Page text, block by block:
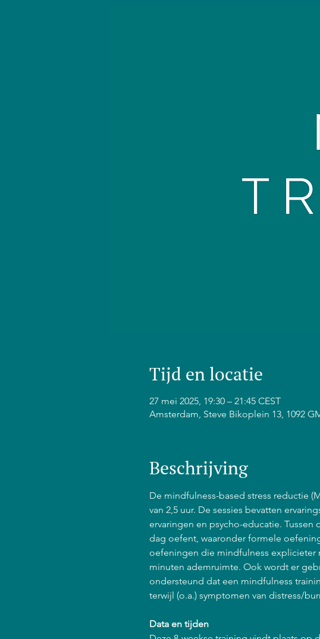
Tijd en locatie
27 mei 2025, 19:30 – 21:45 CEST
Amsterdam, Steve Bikoplein 13, 1092
Beschrijving
De mindfulness-based stress reductie
van 2,5 uur. De sessies bevatten
ervaringen en psycho-educatie. Tussen
dag oefent, waaronder formele
oefeningen die mindfulness explicieter
minuten ademruimte. Ook wordt er
ondersteund dat een mindfulness
terwijl (o.a.) symptomen van distress/
Data en tijden